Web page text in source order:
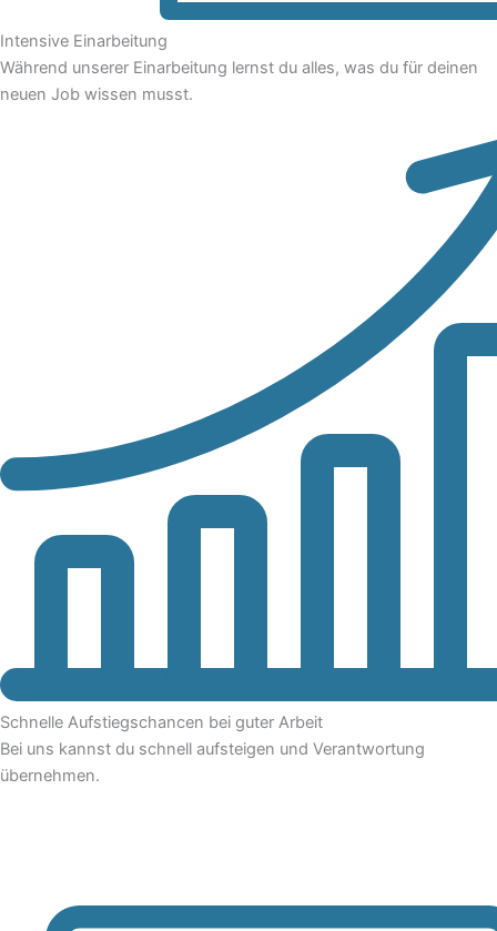
Intensive Einarbeitung
Während unserer Einarbeitung lernst du alles, was du für deinen
neuen Job wissen musst.
Schnelle Aufstiegschancen bei guter Arbeit
Bei uns kannst du schnell aufsteigen und Verantwortung
übernehmen.